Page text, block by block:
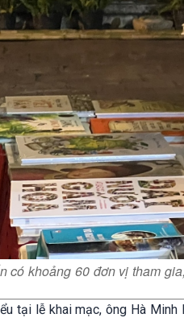
có khoảng 60 đơn vị tham
tại lễ khai mạc, ông Hà